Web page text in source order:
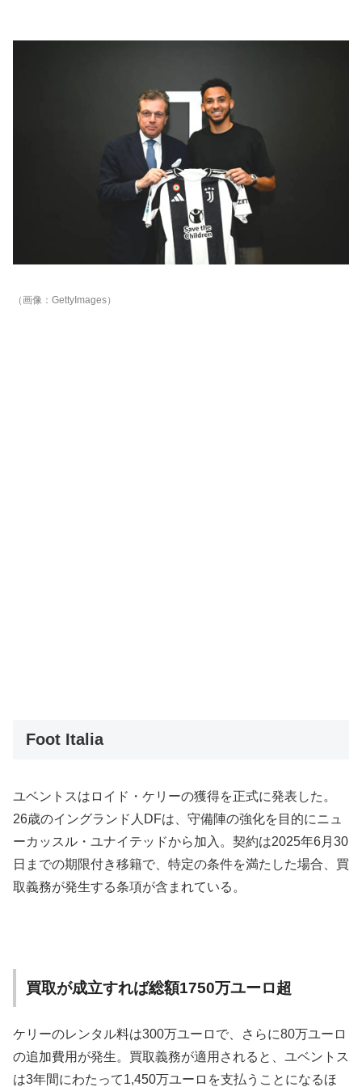
（画像：GettyImages）
Foot Italia
ユベントスはロイド・ケリーの獲得を正式に発表した。
26歳のイングランド人DFは、守備陣の強化を目的にニュ
ーカッスル・ユナイテッドから加入。契約は2025年6月30
日までの期限付き移籍で、特定の条件を満たした場合、買
取義務が発生する条項が含まれている。
買取が成立すれば総額1750万ユーロ超
ケリーのレンタル料は300万ユーロで、さらに80万ユーロ
の追加費用が発生。買取義務が適用されると、ユベントス
は3年間にわたって1,450万ユーロを支払うことになるほ